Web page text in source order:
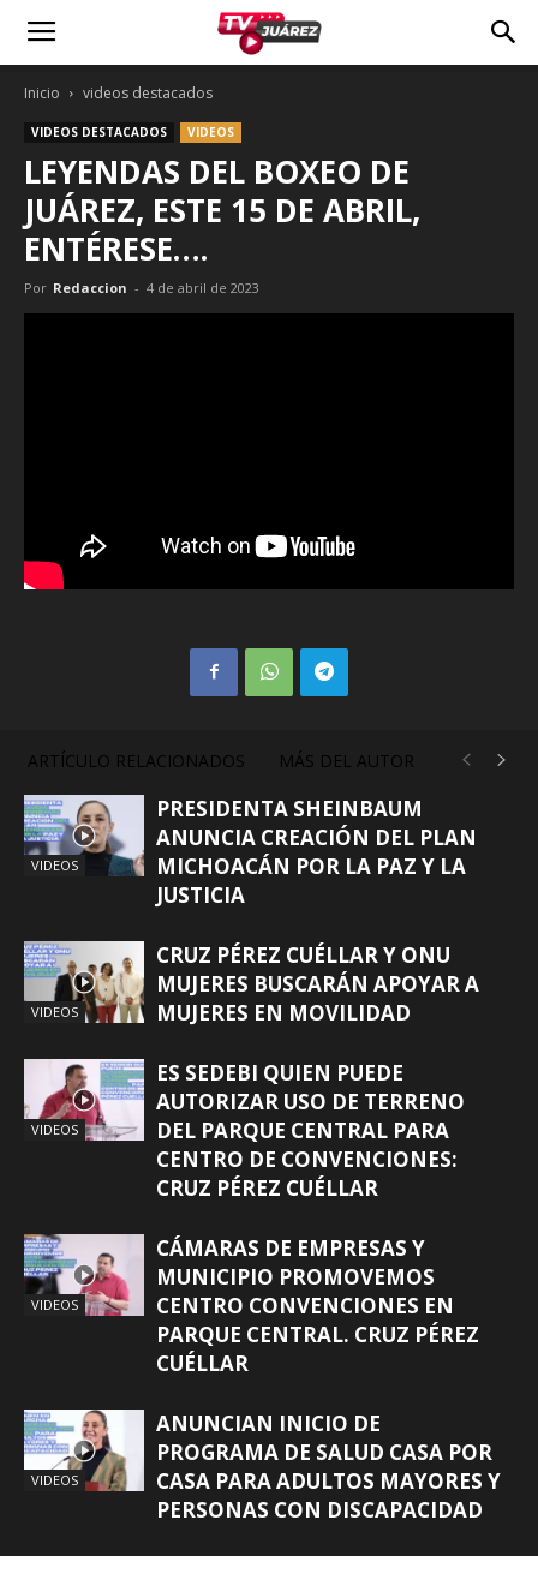
Inicio videos destacados
VIDEOS DESTACADOS VIDEOS
LEYENDAS DEL BOXEO DE
JUÁREZ, ESTE 15 DE ABRIL,
ENTÉRESE….
Por Redaccion - 4 de abril de 2023
ARTÍCULO RELACIONADOS MÁS DEL AUTOR
VIDEOS
PRESIDENTA SHEINBAUM
ANUNCIA CREACIÓN DEL PLAN
MICHOACÁN POR LA PAZ Y LA
JUSTICIA
VIDEOS
CRUZ PÉREZ CUÉLLAR Y ONU
MUJERES BUSCARÁN APOYAR A
MUJERES EN MOVILIDAD
VIDEOS
ES SEDEBI QUIEN PUEDE
AUTORIZAR USO DE TERRENO
DEL PARQUE CENTRAL PARA
CENTRO DE CONVENCIONES:
CRUZ PÉREZ CUÉLLAR
VIDEOS
CÁMARAS DE EMPRESAS Y
MUNICIPIO PROMOVEMOS
CENTRO CONVENCIONES EN
PARQUE CENTRAL. CRUZ PÉREZ
CUÉLLAR
VIDEOS
ANUNCIAN INICIO DE
PROGRAMA DE SALUD CASA POR
CASA PARA ADULTOS MAYORES Y
PERSONAS CON DISCAPACIDAD